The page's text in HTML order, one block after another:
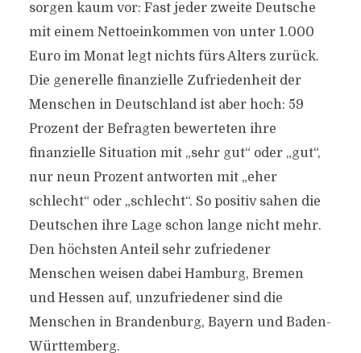
sorgen kaum vor: Fast jeder zweite Deutsche
mit einem Nettoeinkommen von unter 1.000
Euro im Monat legt nichts fürs Alters zurück.
Die generelle finanzielle Zufriedenheit der
Menschen in Deutschland ist aber hoch: 59
Prozent der Befragten bewerteten ihre
finanzielle Situation mit „sehr gut“ oder „gut“,
nur neun Prozent antworten mit „eher
schlecht“ oder „schlecht“. So positiv sahen die
Deutschen ihre Lage schon lange nicht mehr.
Den höchsten Anteil sehr zufriedener
Menschen weisen dabei Hamburg, Bremen
und Hessen auf, unzufriedener sind die
Menschen in Brandenburg, Bayern und Baden-
Württemberg.